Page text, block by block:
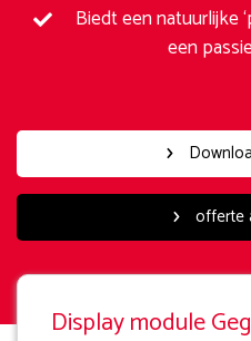
Biedt een natuurlijke
een
offerte
Display module